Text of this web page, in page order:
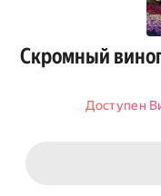
Скромный
Доступен